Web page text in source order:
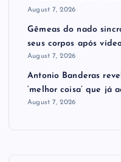
August 7, 2026
Gêmeas do nado
seus corpos após
August 7, 2026
Antonio Banderas
‘melhor coisa’ que já
August 7, 2026